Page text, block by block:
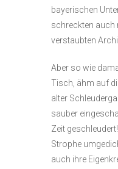
bayerischen
schreckten auch
verstaubten
Aber so wie
Tisch, ähm auf
alter
sauber
Zeit
Strophe
auch ihre